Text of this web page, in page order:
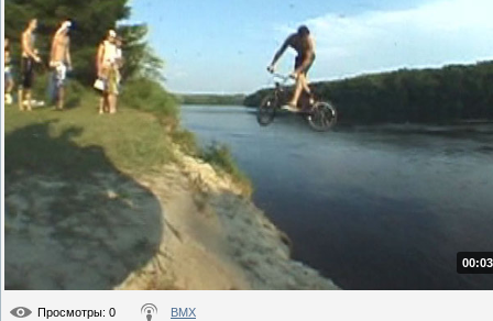
Просмотры: 0 BMX